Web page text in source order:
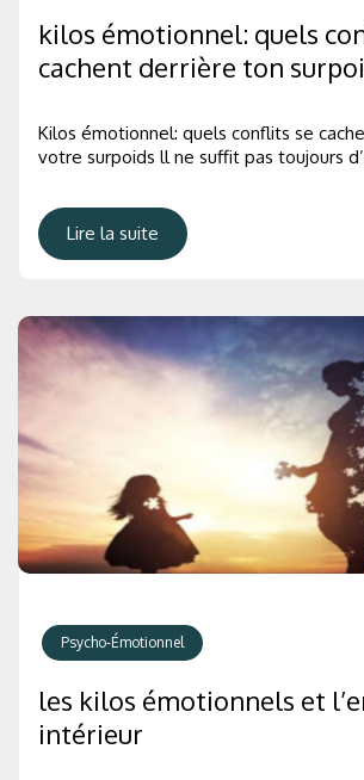
kilos émotionnel: quels
cachent derrière ton
Kilos émotionnel: quels conflits se
votre surpoids ll ne suffit pas toujours
Lire la suite
Psycho-Émotionnel
les kilos émotionnels et
intérieur